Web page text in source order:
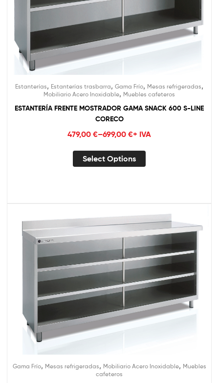
Estanterías, Estanterías trasbarra, Gama Frío, Mesas refrigeradas,
Mobiliario Acero Inoxidable, Muebles cafeteros
ESTANTERÍA FRENTE MOSTRADOR GAMA SNACK 600 S-LINE
CORECO
479,00 €–699,00 €+ IVA
Select Options
Gama Frío, Mesas refrigeradas, Mobiliario Acero Inoxidable, Muebles
cafeteros